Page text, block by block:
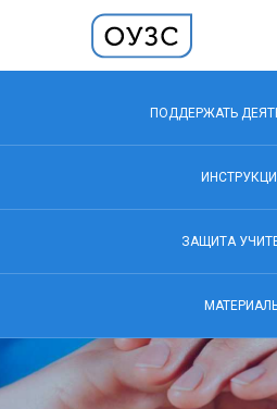
ПОДДЕРЖАТЬ
ЗАЩИТА